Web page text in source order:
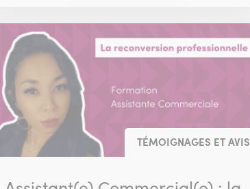
TÉMOIGNAGES ET AVIS